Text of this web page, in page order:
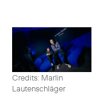
Credits: Marlin
Lautenschläger